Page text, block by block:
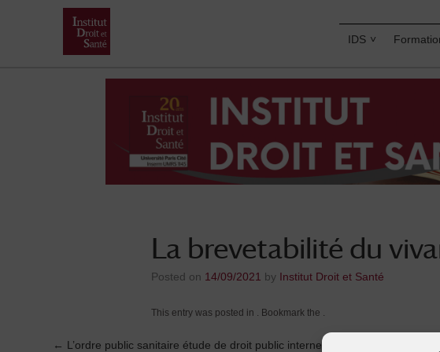
IDS
La brevetabilité du
Posted on 14/09/2021 by Institut Droit et Santé
This entry was posted in . Bookmark the .
← L’ordre public sanitaire étude de droit public interne – 24 juin 2008